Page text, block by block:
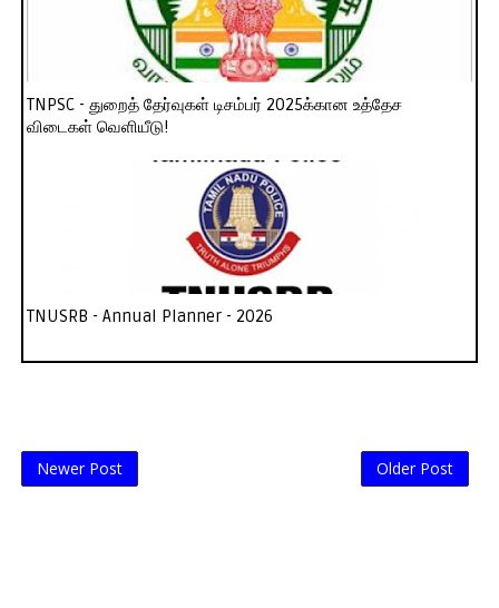
TNPSC - துறைத் தேர்வுகள் டிசம்பர் 2025க்கான உத்தேச
விடைகள் வெளியீடு!
TNUSRB - Annual Planner - 2026
Newer Post Older Post